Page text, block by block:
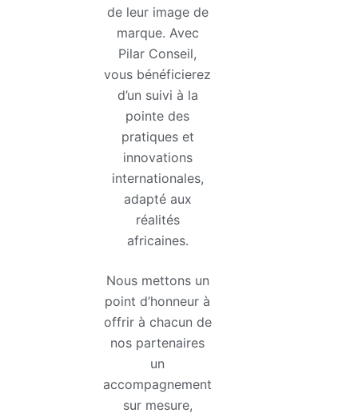
de leur image de
marque. Avec
Pilar Conseil,
vous bénéficierez
d’un suivi à la
pointe des
pratiques et
innovations
internationales,
adapté aux
réalités
africaines.
Nous mettons un
point d’honneur à
offrir à chacun de
nos partenaires
un
accompagnement
sur mesure,